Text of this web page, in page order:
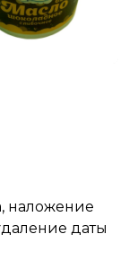
наложение
даты